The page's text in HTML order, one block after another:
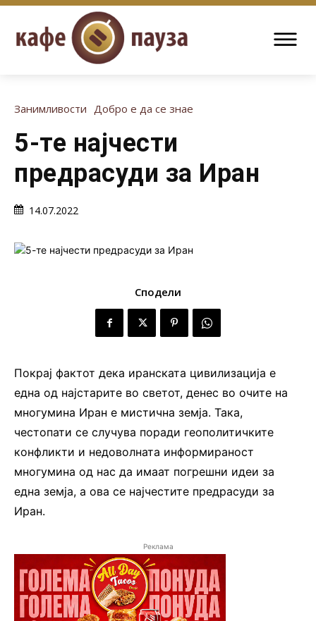
Занимливости Добро е да се знае
5-те најчести
предрасуди за Иран
14.07.2022
Сподели
Покрај фактот дека иранската цивилизација е
една од најстарите во светот, денес во очите на
многумина Иран е мистична земја. Така,
честопати се случува поради геополитичките
конфликти и недоволната информираност
многумина од нас да имаат погрешни идеи за
една земја, а ова се најчестите предрасуди за
Иран.
Реклама